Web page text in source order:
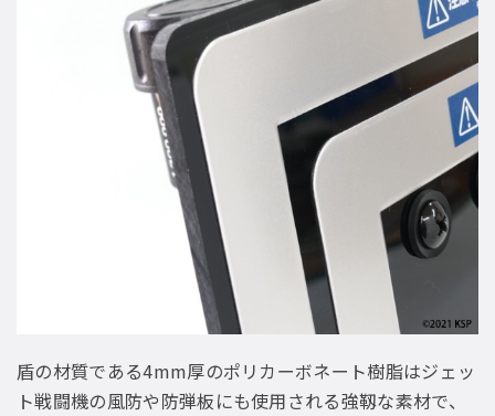
盾の材質である4mm厚のポリカーボネート樹脂はジェッ
ト戦闘機の風防や防弾板にも使用される強靱な素材で、